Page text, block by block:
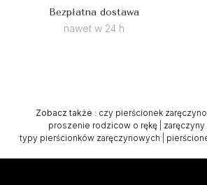
Bezpłatna dostawa
nawet w 24 h
Zobacz także : czy pierścionek
proszenie rodzicow o rękę|
typy pierścionków zaręczynowych